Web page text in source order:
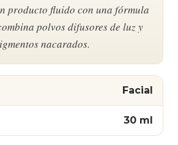
producto fluido con una fórmula
polvos difusores de luz y
nacarados.
Facial
30 ml